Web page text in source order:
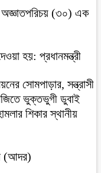
(৩০) এক
হয়: প্রধানমন্ত্রী
সোমপাড়ার, সন্ত্রাসী
ভুক্তভুগী ডুবাই
শিকার স্থানীয়
(আদর)